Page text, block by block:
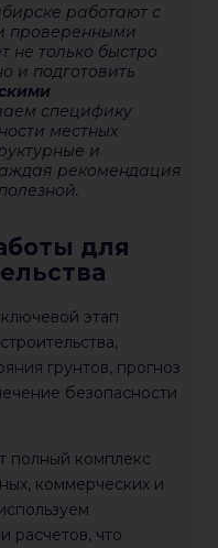
работают с
проверенными
не только быстро
и подготовить
специфику
местных
и
рекомендация
для
этап
грунтов, прогноз
безопасности
полный комплекс
коммерческих и
расчетов, что